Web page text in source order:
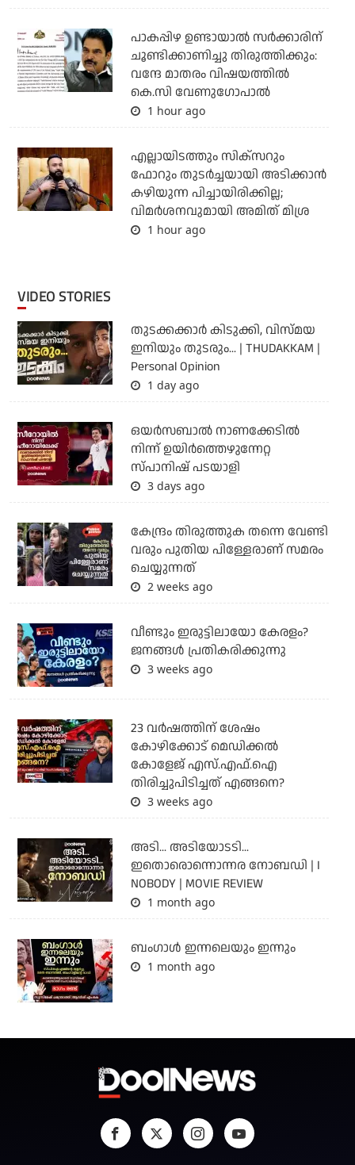
പാകപ്പിഴ ഉണ്ടായാല്‍ സര്‍ക്കാരിന്
ചൂണ്ടിക്കാണിച്ചു തിരുത്തിക്കും:
വന്ദേ മാതരം വിഷയത്തില്‍
കെ.സി വേണുഗോപാല്‍
1 hour ago
എല്ലായിടത്തും സിക്‌സറും
ഫോറും തുടര്‍ച്ചയായി അടിക്കാന്‍
കഴിയുന്ന പിച്ചായിരിക്കില്ല;
വിമര്‍ശനവുമായി അമിത് മിശ്ര
1 hour ago
VIDEO STORIES
തുടക്കക്കാര്‍ കിടുക്കി, വിസ്മയ
ഇനിയും തുടരും... | THUDAKKAM |
Personal Opinion
1 day ago
ഒയര്‍സബാൽ നാണക്കേടിൽ
നിന്ന് ഉയിർത്തെഴുന്നേറ്റ
സ്പാനിഷ് പടയാളി
3 days ago
കേന്ദ്രം തിരുത്തുക തന്നെ വേണ്ടി
വരും പുതിയ പിള്ളേരാണ് സമരം
ചെയ്യുന്നത്
2 weeks ago
വീണ്ടും ഇരുട്ടിലായോ കേരളം?
ജനങ്ങൾ പ്രതികരിക്കുന്നു
3 weeks ago
23 വർഷത്തിന് ശേഷം
കോഴിക്കോട് മെഡിക്കൽ
കോളേജ് എസ്.എഫ്.ഐ
തിരിച്ചുപിടിച്ചത് എങ്ങനെ?
3 weeks ago
അടി... അടിയോടടി...
ഇതൊരൊന്നൊന്നര നോബഡി | I
NOBODY | MOVIE REVIEW
1 month ago
ബംഗാള്‍ ഇന്നലെയും ഇന്നും
1 month ago